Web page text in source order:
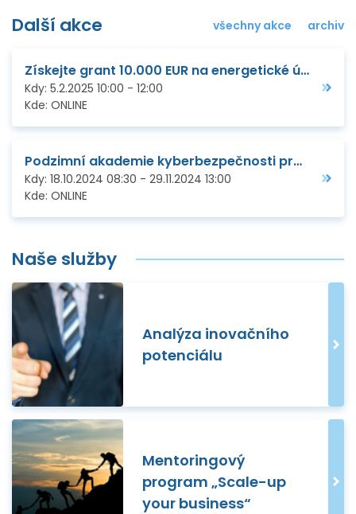
Další akce všechny akce archiv
Získejte grant 10.000 EUR na energetické úspory
Kdy: 5.2.2025 10:00 - 12:00
Kde: ONLINE
Podzimní akademie kyberbezpečnosti pro malé a střední podniky
Kdy: 18.10.2024 08:30 - 29.11.2024 13:00
Kde: ONLINE
Naše služby
Analýza inovačního
potenciálu
Mentoringový
program „Scale-up
your business“